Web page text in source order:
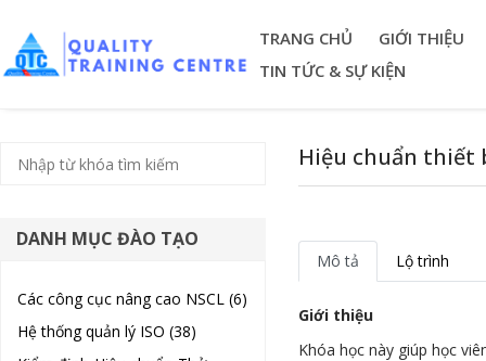
TRANG CHỦ
GIỚI THIỆU
TIN TỨC & SỰ KIỆN
DANH MỤC ĐÀO TẠO
Các công cục nâng cao NSCL (6)
Hệ thống quản lý ISO (38)
Hiệu chuẩn thiết
Mô tả Lộ trình
Giới thiệu
Khóa học này giúp học